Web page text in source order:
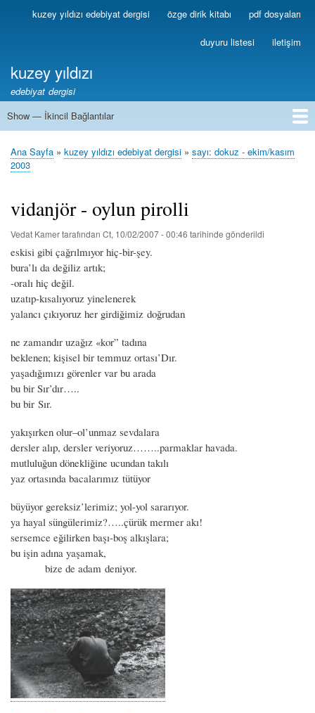
Ana
içeriğe
Birincilkuzey yıldızı edebiyat dergisi özge dirik kitabı pdf dosyaları
duyuru listesi iletişim
kuzey yıldızı
edebiyat dergisi
İkincil
Show — İkincil Bağlantılar
1
2
3
4
5
6
7
8
9
10
11
12
13
Sayfa
Ana Sayfa kuzey yıldızı edebiyat dergisi
sayı: dokuz - ekim/kasım
2003
vidanjör - oylun pirolli
Vedat Kamertarafından Ct, 10/02/2007 - 00:46 tarihinde gönderildi
eskisi gibi çağrılmıyor hiç-bir-şey.
bura’lı da değiliz artık;
-oralı hiç değil.
uzatıp-kısalıyoruz yinelenerek
yalancı çıkıyoruz her girdiğimiz doğrudan
ne zamandır uzağız «kor” tadına
beklenen; kişisel bir temmuz ortası’Dır.
yaşadığımızı görenler var bu arada
bu bir Sır’dır…..
bu bir Sır.
yakışırken olur–ol’unmaz sevdalara
dersler alıp, dersler veriyoruz……..parmaklar havada.
mutluluğun dönekliğine ucundan takılı
yaz ortasında bacalarımız tütüyor
büyüyor gereksiz’lerimiz; yol-yol sararıyor.
ya hayal süngülerimiz?…..çürük mermer akı!
sersemce eğilirken başı-boş alkışlara;
bu işin adına yaşamak,
bize de adam deniyor.